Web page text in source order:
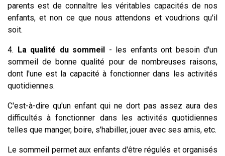
parents est de connaître les véritables capacités de nos
enfants, et non ce que nous attendons et voudrions qu'il
soit.
4. La qualité du sommeil - les enfants ont besoin d'un
sommeil de bonne qualité pour de nombreuses raisons,
dont l'une est la capacité à fonctionner dans les activités
quotidiennes.
C'est-à-dire qu'un enfant qui ne dort pas assez aura des
difficultés à fonctionner dans les activités quotidiennes
telles que manger, boire, s'habiller, jouer avec ses amis, etc.
Le sommeil permet aux enfants d'être régulés et organisés